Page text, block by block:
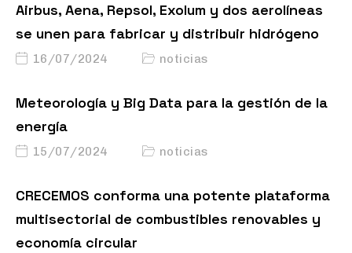
Airbus, Aena, Repsol, Exolum y dos aerolíneas
se unen para fabricar y distribuir hidrógeno
16/07/2024 noticias
Meteorología y Big Data para la gestión de la
energía
15/07/2024 noticias
CRECEMOS conforma una potente plataforma
multisectorial de combustibles renovables y
economía circular